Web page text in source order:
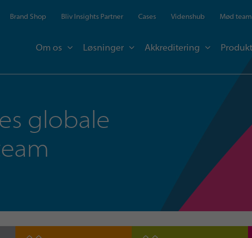
Brand Shop Bliv Insights Partner Cases Videnshub Mød
Om os Løsninger Akkreditering
globale